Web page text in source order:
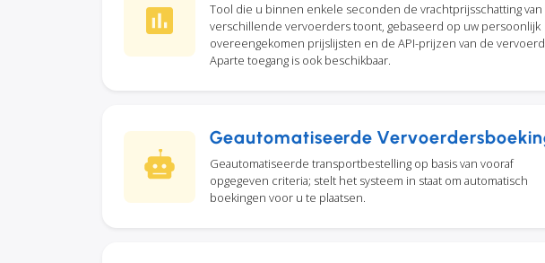
Tool die u binnen enkele seconden de vrachtprijsschatting van
verschillende vervoerders toont, gebaseerd op uw persoonlijk
overeengekomen prijslijsten en de API-prijzen van de
Aparte toegang is ook beschikbaar.
Geautomatiseerde
Geautomatiseerde transportbestelling op basis van vooraf
opgegeven criteria; stelt het systeem in staat om automatisch
boekingen voor u te plaatsen.